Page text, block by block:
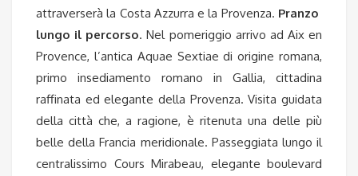
attraverserà la Costa Azzurra e la Provenza. Pranzo
lungo il percorso. Nel pomeriggio arrivo ad Aix en
Provence, l’antica Aquae Sextiae di origine romana,
primo insediamento romano in Gallia, cittadina
raffinata ed elegante della Provenza. Visita guidata
della città che, a ragione, è ritenuta una delle più
belle della Francia meridionale. Passeggiata lungo il
centralissimo Cours Mirabeau, elegante boulevard